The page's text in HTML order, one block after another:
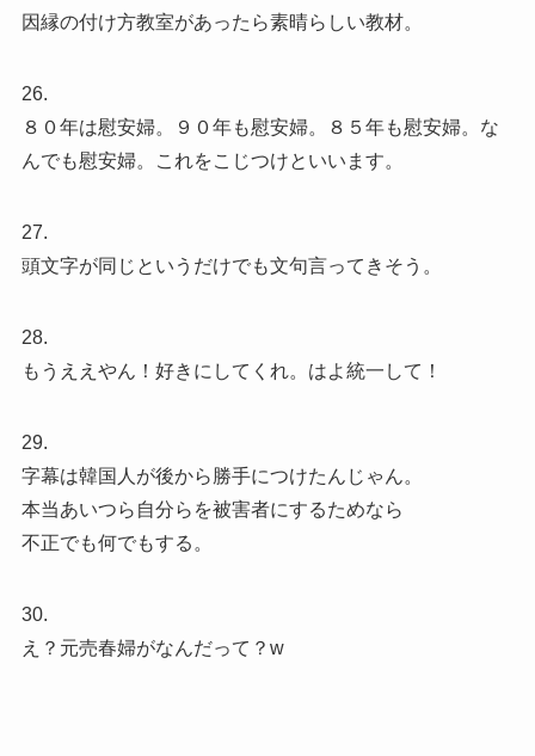
因縁の付け方教室があったら素晴らしい教材。
26.
８０年は慰安婦。９０年も慰安婦。８５年も慰安婦。な
んでも慰安婦。これをこじつけといいます。
27.
頭文字が同じというだけでも文句言ってきそう。
28.
もうええやん！好きにしてくれ。はよ統一して！
29.
字幕は韓国人が後から勝手につけたんじゃん。
本当あいつら自分らを被害者にするためなら
不正でも何でもする。
30.
え？元売春婦がなんだって？w